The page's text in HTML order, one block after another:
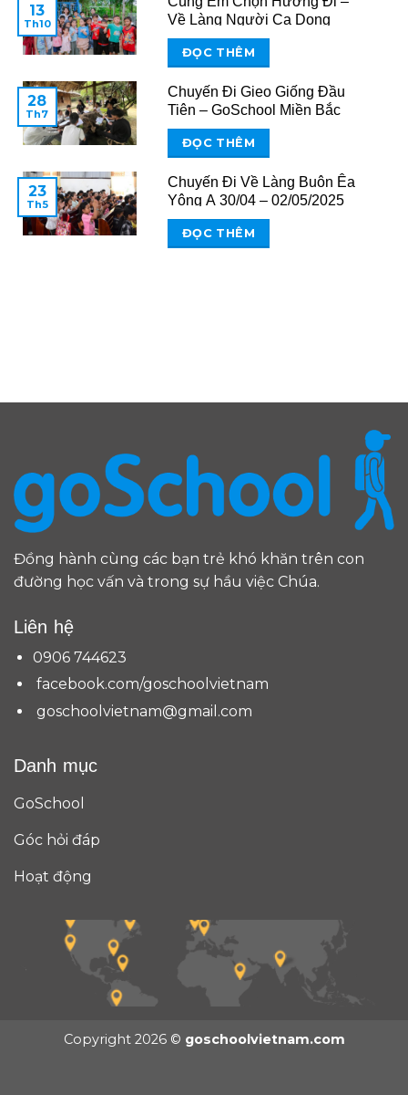
Về Làng Người Ca Dong
ĐỌC THÊM
13
Th10
Chuyến Đi Gieo Giống Đầu
Tiên – GoSchool Miền Bắc
ĐỌC THÊM
28
Th7
Chuyến Đi Về Làng Buôn Êa
Yông A 30/04 – 02/05/2025
ĐỌC THÊM
23
Th5
Đồng hành cùng các bạn trẻ khó khăn trên con
đường học vấn và trong sự hầu việc Chúa.
Liên hệ
0906 744623
facebook.com/goschoolvietnam
goschoolvietnam@gmail.com
Danh mục
GoSchool
Góc hỏi đáp
Hoạt động
Copyright 2026 © goschoolvietnam.com